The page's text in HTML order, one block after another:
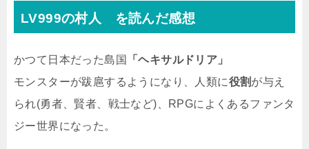
LV999の村人 を読んだ感想
かつて日本だった島国
「ヘキサルドリア」
モンスターが跋扈するようになり、人類に役割が与え
られ(勇者、賢者、戦士など)、RPGによくあるファンタ
ジー世界になった。